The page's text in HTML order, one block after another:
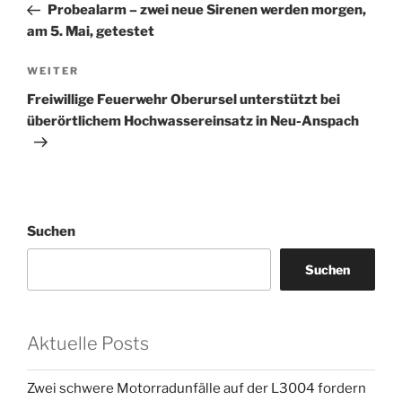
Beitrag
Probealarm – zwei neue Sirenen werden morgen,
am 5. Mai, getestet
Nächster
Beitrag
WEITER
Freiwillige Feuerwehr Oberursel unterstützt bei
überörtlichem Hochwassereinsatz in Neu-Anspach
Suchen
Suchen
Aktuelle Posts
Zwei schwere Motorradunfälle auf der L3004 fordern